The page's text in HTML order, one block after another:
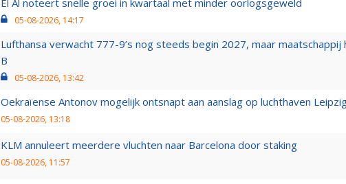
05-08-2026, 14:17
Lufthansa verwacht 777-9’s nog steeds begin 2027, maar maatschappij
B
05-08-2026, 13:42
Oekraïense Antonov mogelijk ontsnapt aan aanslag op luchthaven
05-08-2026, 13:18
KLM annuleert meerdere vluchten naar Barcelona door staking
05-08-2026, 11:57